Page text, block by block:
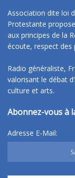
Association dite loi
Protestante
aux principes de la
écoute, respect des
Radio généraliste,
valorisant le débat
culture et arts.
Abonnez-vous à
Adresse E-Mail: